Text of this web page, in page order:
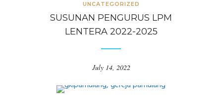
UNCATEGORIZED
SUSUNAN PENGURUS LPM
LENTERA 2022-2025
July 14, 2022